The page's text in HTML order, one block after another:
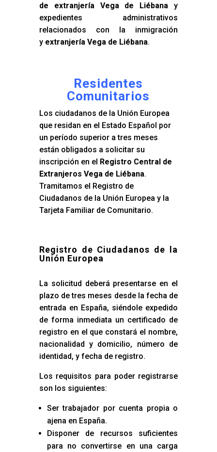
de extranjería Vega de Liébana y
expedientes administrativos
relacionados con la inmigración
y extranjería Vega de Liébana.
Residentes
Comunitarios
Los ciudadanos de la Unión Europea
que residan en el Estado Español por
un período superior a tres meses
están obligados a solicitar su
inscripción en el Registro Central de
Extranjeros Vega de Liébana.
Tramitamos el Registro de
Ciudadanos de la Unión Europea y la
Tarjeta Familiar de Comunitario.
Registro de Ciudadanos de la
Unión Europea
La solicitud deberá presentarse en el
plazo de tres meses desde la fecha de
entrada en España, siéndole expedido
de forma inmediata un certificado de
registro en el que constará el nombre,
nacionalidad y domicilio, número de
identidad, y fecha de registro.
Los requisitos para poder registrarse
son los siguientes:
Ser trabajador por cuenta propia o
ajena en España.
Disponer de recursos suficientes
para no convertirse en una carga